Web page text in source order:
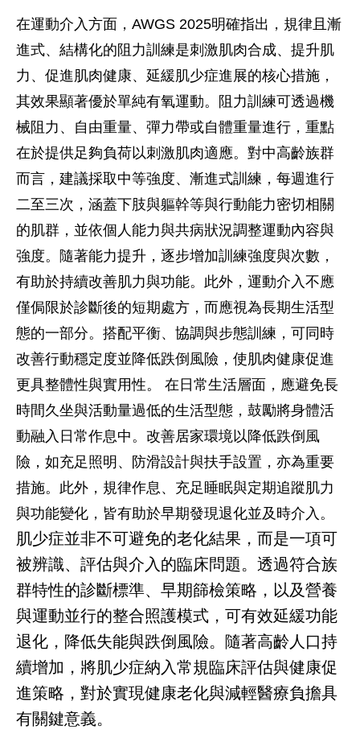
在運動介入方面，AWGS 2025明確指出，規律且漸
進式、結構化的阻力訓練是刺激肌肉合成、提升肌
力、促進肌肉健康、延緩肌少症進展的核心措施，
其效果顯著優於單純有氧運動。阻力訓練可透過機
械阻力、自由重量、彈力帶或自體重量進行，重點
在於提供足夠負荷以刺激肌肉適應。對中高齡族群
而言，建議採取中等強度、漸進式訓練，每週進行
二至三次，涵蓋下肢與軀幹等與行動能力密切相關
的肌群，並依個人能力與共病狀況調整運動內容與
強度。隨著能力提升，逐步增加訓練強度與次數，
有助於持續改善肌力與功能。此外，運動介入不應
僅侷限於診斷後的短期處方，而應視為長期生活型
態的一部分。搭配平衡、協調與步態訓練，可同時
改善行動穩定度並降低跌倒風險，使肌肉健康促進
更具整體性與實用性。 在日常生活層面，應避免長
時間久坐與活動量過低的生活型態，鼓勵將身體活
動融入日常作息中。改善居家環境以降低跌倒風
險，如充足照明、防滑設計與扶手設置，亦為重要
措施。此外，規律作息、充足睡眠與定期追蹤肌力
與功能變化，皆有助於早期發現退化並及時介入。
肌少症並非不可避免的老化結果，而是一項可
被辨識、評估與介入的臨床問題。透過符合族
群特性的診斷標準、早期篩檢策略，以及營養
與運動並行的整合照護模式，可有效延緩功能
退化，降低失能與跌倒風險。隨著高齡人口持
續增加，將肌少症納入常規臨床評估與健康促
進策略，對於實現健康老化與減輕醫療負擔具
有關鍵意義。